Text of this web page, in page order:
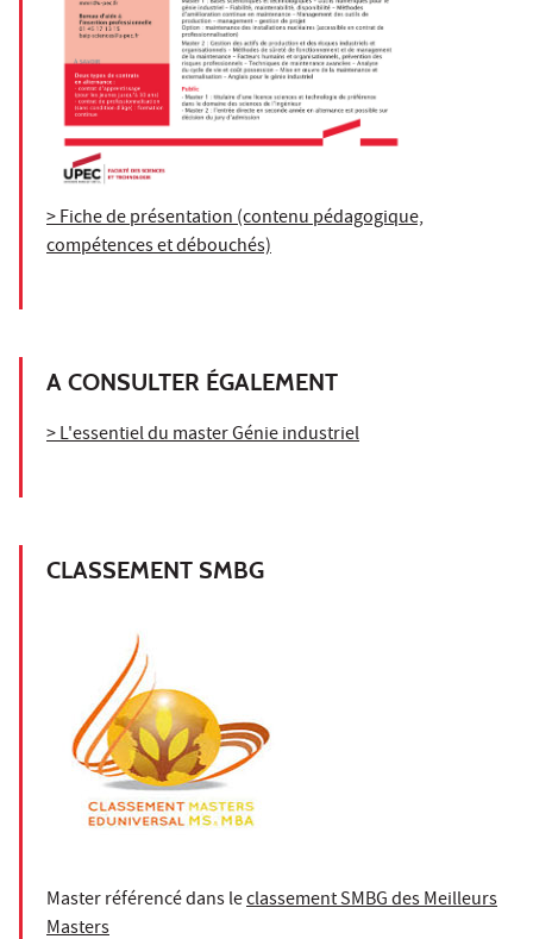
> Fiche de présentation (contenu pédagogique,
compétences et débouchés)
A CONSULTER ÉGALEMENT
> L'essentiel du master Génie industriel
CLASSEMENT SMBG
Master référencé dans leclassement SMBG des Meilleurs
Masters